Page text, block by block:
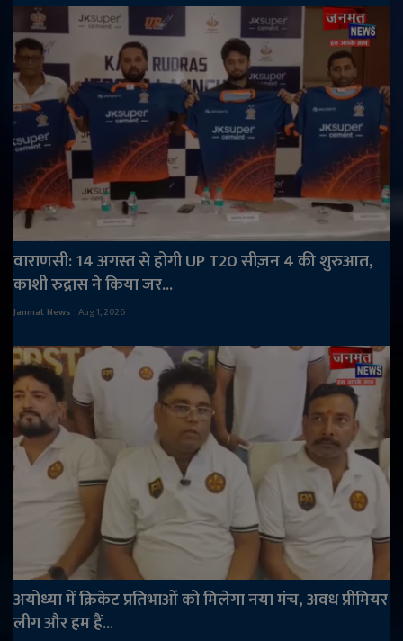
वाराणसी: 14 अगस्त से होगी UP T20 सीज़न 4 की शुरुआत,
काशी रुद्रास ने किया जर...
Janmat News Aug 1, 2026
अयोध्या में क्रिकेट प्रतिभाओं को मिलेगा नया मंच, अवध प्रीमियर
लीग और हम हैं...